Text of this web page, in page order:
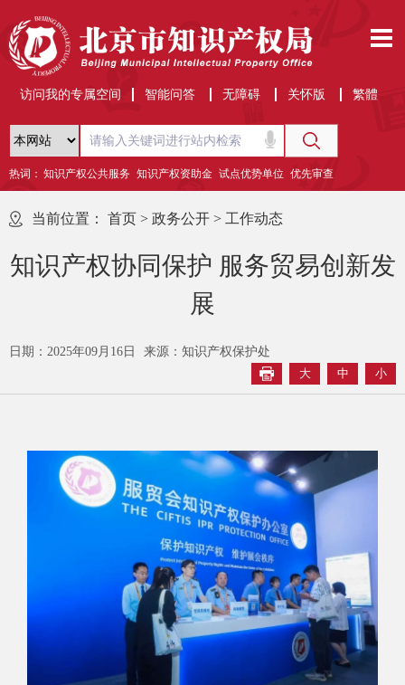
访问我的专属空间 智能问答 无障碍 关怀版 繁體
热词： 知识产权公共服务 知识产权资助金 试点优势单位 优先审查
当前位置： 首页 > 政务公开 > 工作动态
知识产权协同保护 服务贸易创新发
展
日期：2025年09月16日
来源：知识产权保护处
大
中 小